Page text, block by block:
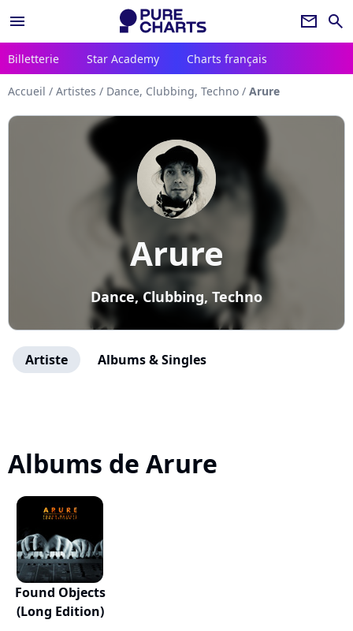
menu newsletter search
Billetterie Star Academy Charts français
Accueil / Artistes / Dance, Clubbing, Techno / Arure
Arure
Dance, Clubbing, Techno
Artiste Albums & Singles
Albums de Arure
Found Objects
(Long Edition)